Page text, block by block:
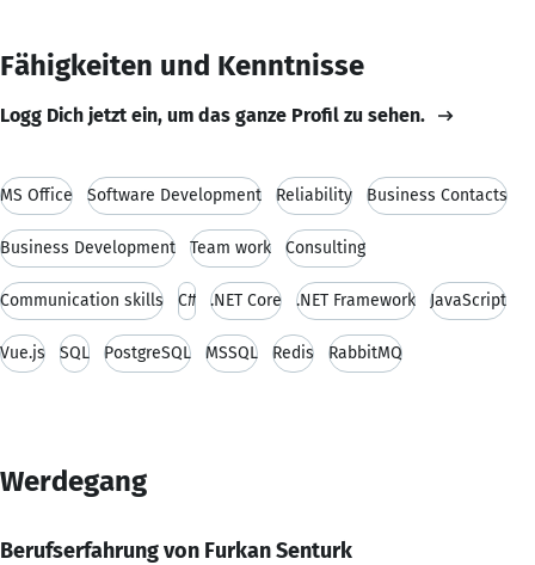
Fähigkeiten und Kenntnisse
Logg Dich jetzt ein, um das ganze Profil zu sehen.
MS Office Software Development Reliability Business Contacts
Business Development Team work Consulting
Communication skills C# .NET Core .NET Framework JavaScript
Vue.js SQL PostgreSQL MSSQL Redis RabbitMQ
Werdegang
Berufserfahrung von Furkan Senturk